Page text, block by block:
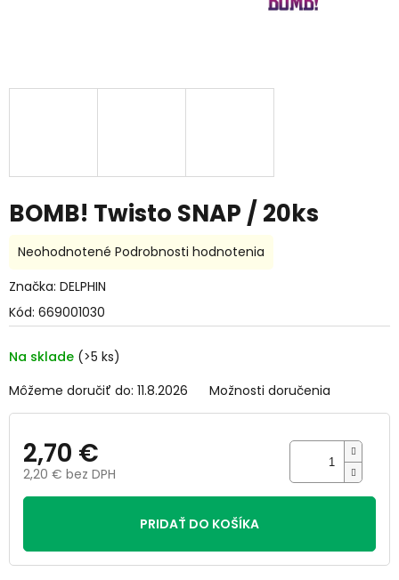
BOMB! Twisto SNAP / 20ks
Kód: 669001030
Na sklade (>5 ks)
Môžeme doručiť do: 11.8.2026 Možnosti doručenia
2,70 €
2,20 € bez DPH
Jednotková
PRIDAŤ DO KOŠÍKA
Priemerné
produktu
0,0
5
hviezdičiek.
Neohodnotené Podrobnosti hodnotenia
Značka: DELPHIN